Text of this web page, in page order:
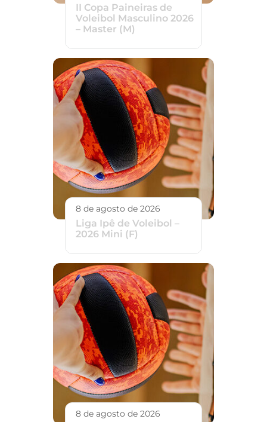
II Copa Paineiras de
Voleibol Masculino 2026
– Master (M)
8 de agosto de 2026
Liga Ipê de Voleibol –
2026 Mini (F)
8 de agosto de 2026